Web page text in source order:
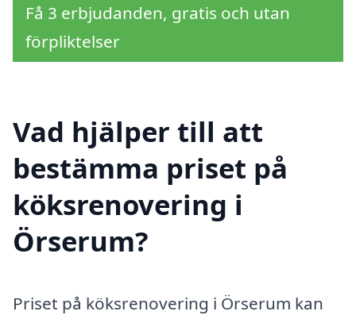
Få 3 erbjudanden, gratis och utan
förpliktelser
Vad hjälper till att
bestämma priset på
köksrenovering i
Örserum?
Priset på köksrenovering i Örserum kan